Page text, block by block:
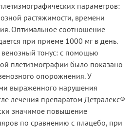
параметров:
растяжимости, времени
Оптимальное соотношение
при приеме 1000 мг в день.
тонус: с помощью
плетизмографии было показано
опорожнения. У
выраженного нарушения
лечения препаратом Детралекс®
значимое повышение
по сравнению с плацебо, при